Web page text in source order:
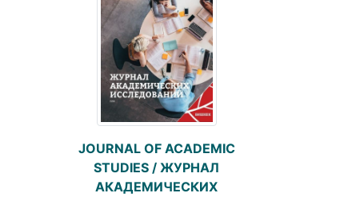
JOURNAL OF ACADEMIC
STUDIES / ЖУРНАЛ
АКАДЕМИЧЕСКИХ